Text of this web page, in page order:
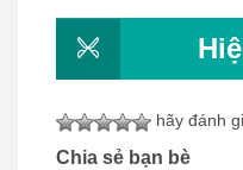
hãy đánh
Chia sẻ bạn bè